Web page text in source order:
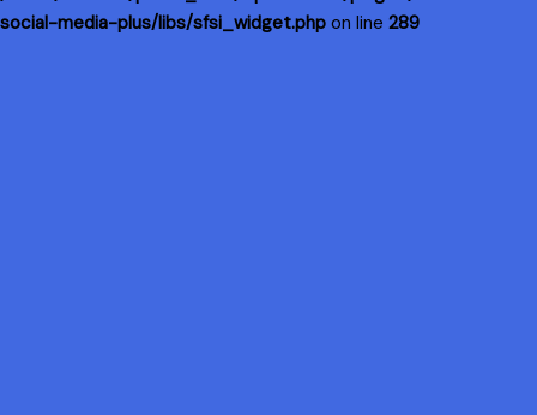
social-media-plus/libs/sfsi_widget.php on line 289